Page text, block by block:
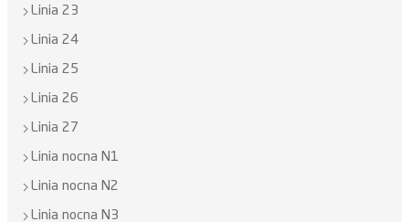
Linia 23
Linia 24
Linia 25
Linia 26
Linia 27
Linia nocna N1
Linia nocna N2
Linia nocna N3